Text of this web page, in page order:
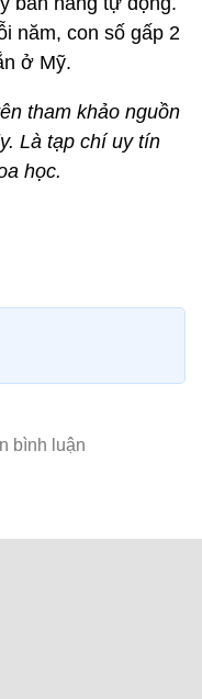
năm, con số gấp 2
ở Mỹ.
tham khảo nguồn
Là tạp chí uy tín
học.